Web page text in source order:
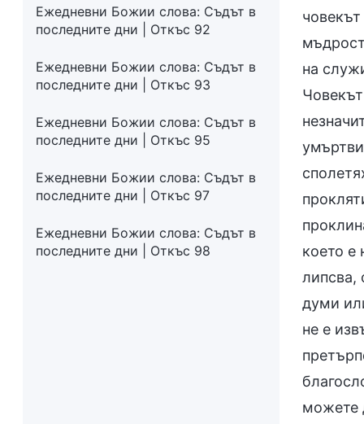
Ежедневни Божии слова: Съдът в
последните дни | Откъс 92
Ежедневни Божии слова: Съдът в
последните дни | Откъс 93
Ежедневни Божии слова: Съдът в
последните дни | Откъс 95
Ежедневни Божии слова: Съдът в
последните дни | Откъс 97
Ежедневни Божии слова: Съдът в
последните дни | Откъс 98
на
което е
липсва,
думи
не е
можете